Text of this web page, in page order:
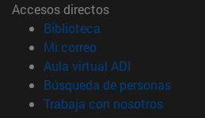
Accesos directos
Biblioteca
Mi correo(abre en nueva
Aula virtual ADI
Búsqueda de personas(abre
Trabaja con nosotros(abre